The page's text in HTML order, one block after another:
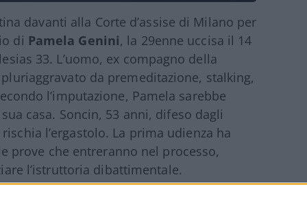
davanti alla Corte d’assise di Milano per
di Pamela Genini, la 29enne uccisa il 14
33. L’uomo, ex compagno della
da premeditazione, stalking,
l’imputazione, Pamela sarebbe
casa. Soncin, 53 anni, difeso dagli
rischia l’ergastolo. La prima udienza ha
che entreranno nel processo,
l’istruttoria dibattimentale.